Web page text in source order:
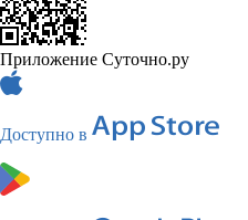
Приложение Суточно.ру
Доступно в